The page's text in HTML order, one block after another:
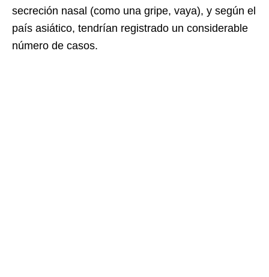
secreción nasal (como una gripe, vaya), y según el
país asiático, tendrían registrado un considerable
número de casos.